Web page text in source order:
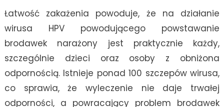
Łatwość zakażenia powoduje, że na działanie
wirusa HPV powodującego powstawanie
brodawek narażony jest praktycznie każdy,
szczególnie dzieci oraz osoby z obniżona
odpornością. Istnieje ponad 100 szczepów wirusa,
co sprawia, że wyleczenie nie daje trwałej
odporności, a powracający problem brodawek